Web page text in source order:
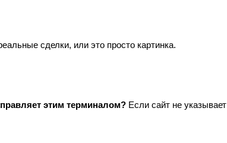
сделки, или это просто картинка.
этим терминалом? Если сайт не указывает